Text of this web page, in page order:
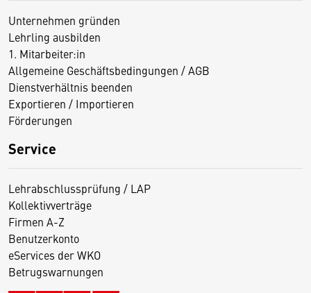
Unternehmen gründen
Lehrling ausbilden
1. Mitarbeiter:in
Allgemeine Geschäftsbedingungen / AGB
Dienstverhältnis beenden
Exportieren / Importieren
Förderungen
Service
Lehrabschlussprüfung / LAP
Kollektivverträge
Firmen A-Z
Benutzerkonto
eServices der WKO
Betrugswarnungen